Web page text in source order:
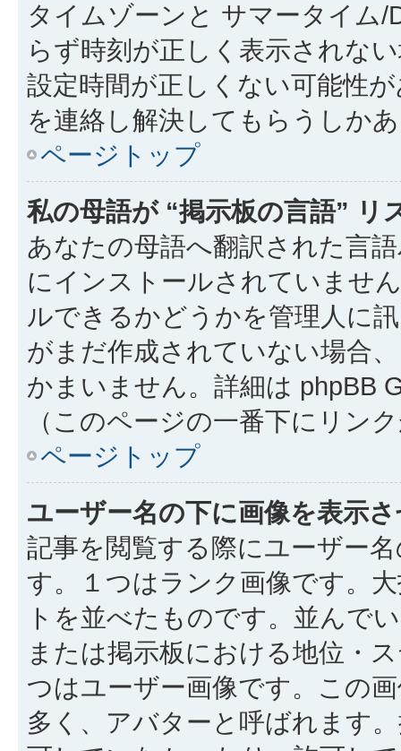
タイムゾーンと サマータイム
らず時刻が正しく表示されな
設定時間が正しくない可能性
を連絡し解決してもらうしか
ページトップ
私の母語が “掲示板の言語” リ
あなたの母語へ翻訳された言
にインストールされていませ
ルできるかどうかを管理人に
がまだ作成されていない場合
かまいません。詳細は phpBB
（このページの一番下にリン
ページトップ
ユーザー名の下に画像を表示
記事を閲覧する際にユーザー
す。１つはランク画像です。
トを並べたものです。並んで
または掲示板における地位・
つはユーザー画像です。この
多く、アバターと呼ばれます